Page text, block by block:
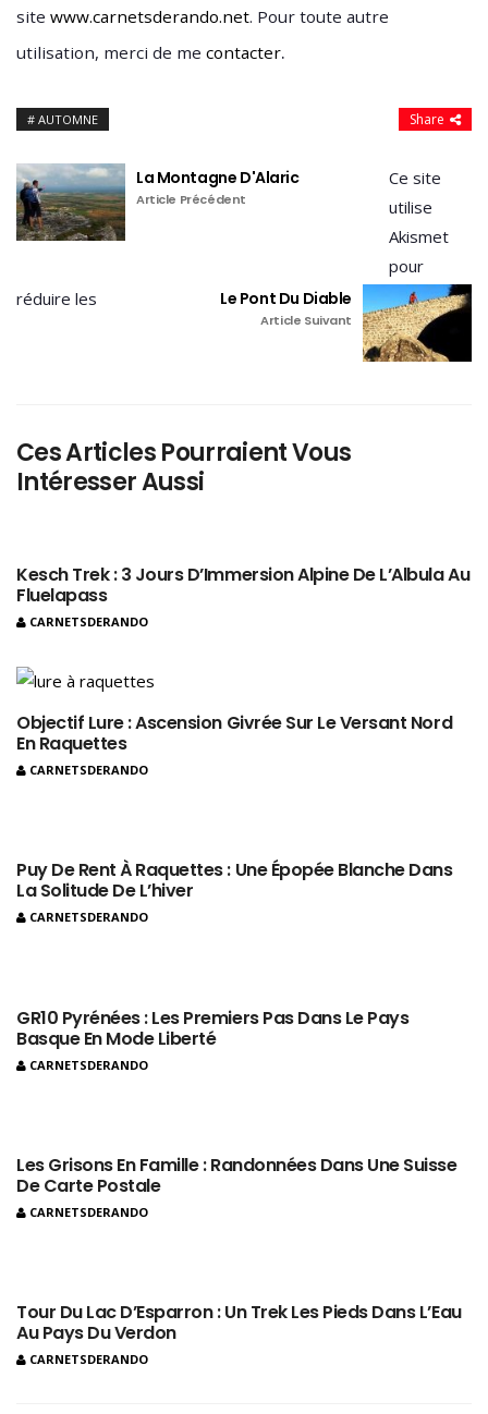
site www.carnetsderando.net. Pour toute autre
utilisation, merci de me contacter.
AUTOMNE Share
La Montagne D'Alaric
Article Précédent
Le Pont Du Diable
Article Suivant
Ces Articles Pourraient Vous
Intéresser Aussi
Kesch Trek : 3 Jours D’Immersion Alpine De L’Albula Au
Fluelapass
CARNETSDERANDO
Objectif Lure : Ascension Givrée Sur Le Versant Nord
En Raquettes
CARNETSDERANDO
Puy De Rent À Raquettes : Une Épopée Blanche Dans
La Solitude De L’hiver
CARNETSDERANDO
GR10 Pyrénées : Les Premiers Pas Dans Le Pays
Basque En Mode Liberté
CARNETSDERANDO
Les Grisons En Famille : Randonnées Dans Une Suisse
De Carte Postale
CARNETSDERANDO
Tour Du Lac D’Esparron : Un Trek Les Pieds Dans L’Eau
Au Pays Du Verdon
CARNETSDERANDO
Ce site
utilise
Akismet
pour
réduire les